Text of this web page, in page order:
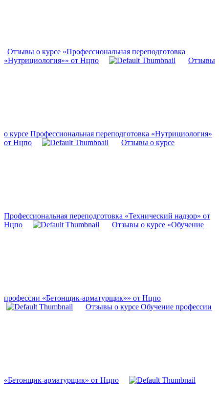
Отзывы о курсе «Профессиональная переподготовка
«Нутрициология»» от Нцпо
Отзывы
о курсе Профессиональная переподготовка «Нутрициология»
от Нцпо
Отзывы о курсе
Профессиональная переподготовка «Технический надзор» от
Нцпо
Отзывы о курсе «Обучение
профессии «Бетонщик-арматурщик»» от Нцпо
Отзывы о курсе Обучение профессии
«Бетонщик-арматурщик» от Нцпо